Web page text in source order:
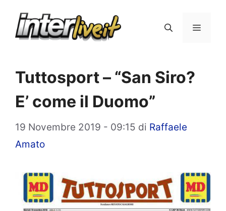
Menu
Tuttosport – “San Siro?
E’ come il Duomo”
19 Novembre 2019 - 09:15 di Raffaele
Amato